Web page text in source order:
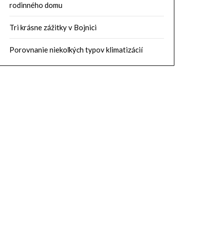
rodinného domu
Tri krásne zážitky v Bojnici
Porovnanie niekoľkých typov klimatizácií